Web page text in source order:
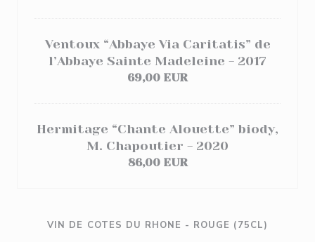
Ventoux “Abbaye Via Caritatis” de
l’Abbaye Sainte Madeleine - 2017
69,00 EUR
Hermitage “Chante Alouette” biody,
M. Chapoutier - 2020
86,00 EUR
VIN DE COTES DU RHONE - ROUGE (75CL)